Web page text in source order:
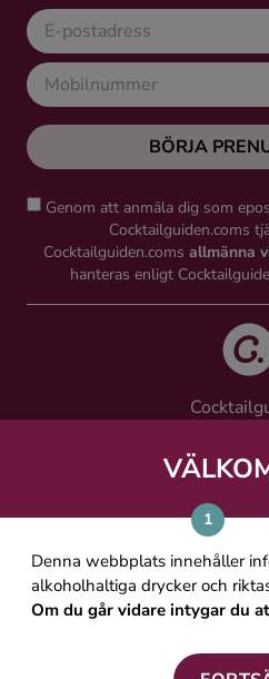
Denna webbplats innehåller
alkoholhaltiga drycker och
Om du går vidare intygar du
BÖRJA
Genom att anmäla dig som
Cocktailguiden.coms
Cocktailguiden.coms allmänna
hanteras enligt
Västra Järnvägsgatan
ALLMÄNNA